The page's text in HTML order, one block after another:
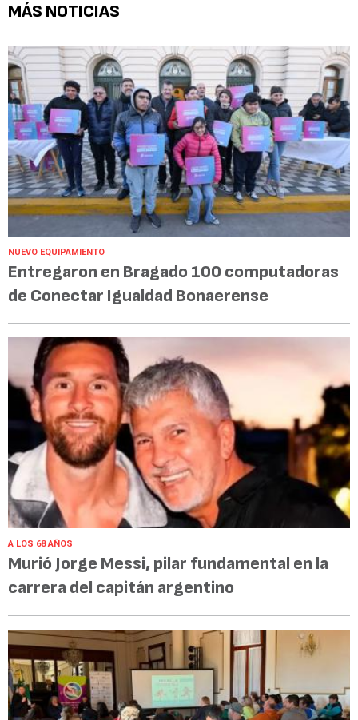
MÁS NOTICIAS
NUEVO EQUIPAMIENTO
Entregaron en Bragado 100 computadoras
de Conectar Igualdad Bonaerense
A LOS 68 AÑOS
Murió Jorge Messi, pilar fundamental en la
carrera del capitán argentino